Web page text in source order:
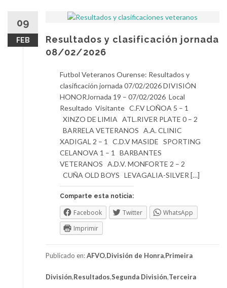
09
FEB
Resultados y clasificación jornada
08/02/2026
Futbol Veteranos Ourense: Resultados y
clasificación jornada 07/02/2026 DIVISIÓN
HONORJornada 19 – 07/02/2026 Local
Resultado Visitante C.F.V LOÑOA 5 – 1
XINZO DE LIMIA ATL.RIVER PLATE 0 – 2
BARRELA VETERANOS A.A. CLINIC
XADIGAL 2 – 1 C.D.V MASIDE SPORTING
CELANOVA 1 – 1 BARBANTES
VETERANOS A.D.V. MONFORTE 2 – 2
CUÑA OLD BOYS LEVAGALIA-SILVER […]
Comparte esta noticia:
Facebook Twitter
WhatsApp
Imprimir
Publicado en:AFVO,División de Honra,Primeira
División,Resultados,Segunda División,Terceira